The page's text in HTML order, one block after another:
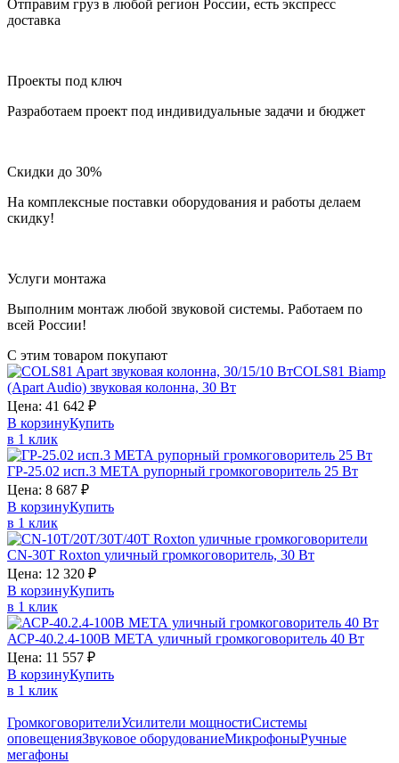
Отправим груз в любой регион России, есть экспресс
доставка
Проекты под ключ
Разработаем проект под индивидуальные задачи и бюджет
Скидки до 30%
На комплексные поставки оборудования и работы делаем
скидку!
Услуги монтажа
Выполним монтаж любой звуковой системы. Работаем по
всей России!
С этим товаром покупают
COLS81 Biamp
(Apart Audio) звуковая колонна, 30 Вт
Цена: 41 642 ₽
В корзинуКупить
в 1 клик
ГР-25.02 исп.3 МЕТА рупорный громкоговоритель 25 Вт
Цена: 8 687 ₽
В корзинуКупить
в 1 клик
CN-30T Roxton уличный громкоговоритель, 30 Вт
Цена: 12 320 ₽
В корзинуКупить
в 1 клик
АСР-40.2.4-100В МЕТА уличный громкоговоритель 40 Вт
Цена: 11 557 ₽
В корзинуКупить
в 1 клик
ГромкоговорителиУсилители мощностиСистемы
оповещенияЗвуковое оборудованиеМикрофоныРучные
мегафоны